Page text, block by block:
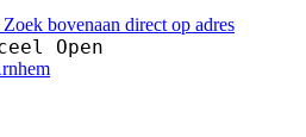
bovenaan direct op adres
Open